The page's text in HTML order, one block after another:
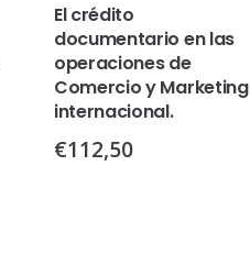
El crédito
documentario en las
operaciones de
Comercio y Marketing
internacional.
€112,50